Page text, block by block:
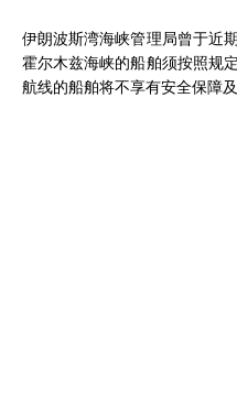
伊朗波斯湾海峡管理局曾于近
霍尔木兹海峡的船舶须按照规
航线的船舶将不享有安全保障